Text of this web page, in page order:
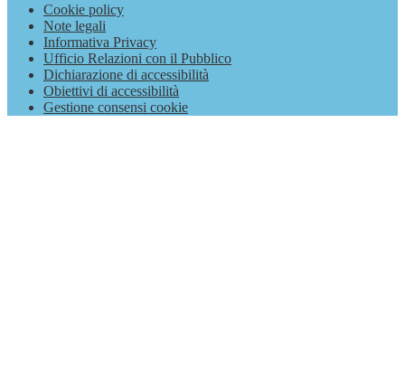
Cookie policy
Note legali
Informativa Privacy
Ufficio Relazioni con il Pubblico
Dichiarazione di accessibilità
Obiettivi di accessibilità
Gestione consensi cookie